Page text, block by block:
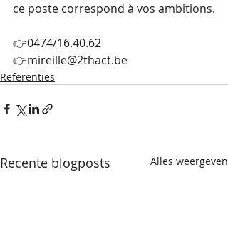
👉0474/16.40.62
👉mireille@2thact.be
Referenties
Recente blogposts Alles weergeven